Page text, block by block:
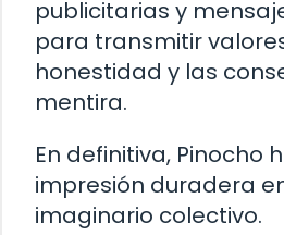
publicitarias y
para transmitir
honestidad y las
mentira.
En definitiva, Pinocho
impresión duradera
imaginario colectivo.